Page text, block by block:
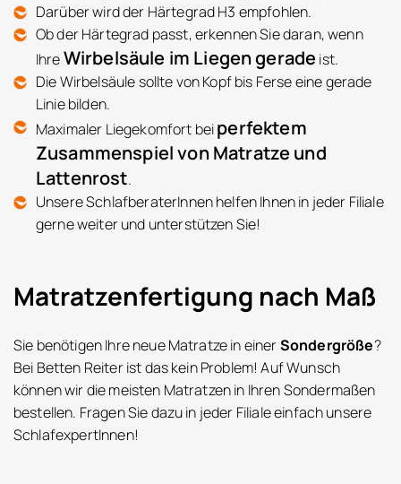
Darüber wird der Härtegrad H3 empfohlen.
Ob der Härtegrad passt, erkennen Sie daran, wenn
IhreWirbelsäule im Liegen gerade ist.
Die Wirbelsäule sollte von Kopf bis Ferse eine gerade
Linie bilden.
Maximaler Liegekomfort beiperfektem
Zusammenspiel von Matratze und
Lattenrost.
Unsere SchlafberaterInnen helfen Ihnen in jeder Filiale
gerne weiter und unterstützen Sie!
Matratzenfertigung nach Maß
Sie benötigen Ihre neue Matratze in einerSondergröße?
Bei Betten Reiter ist das kein Problem! Auf Wunsch
können wir die meisten Matratzen in Ihren Sondermaßen
bestellen. Fragen Sie dazu in jeder Filiale einfach unsere
SchlafexpertInnen!